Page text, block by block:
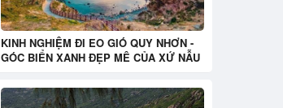
KINH NGHIỆM ĐI EO GIÓ QUY NHƠN -
GÓC BIỂN XANH ĐẸP MÊ CỦA XỨ NẪU